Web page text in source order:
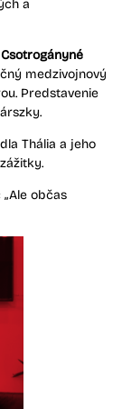
a
Csotrogányné
medzivojnový
Predstavenie
Thália a jeho
občas